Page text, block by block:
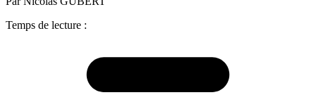
Temps de lecture :